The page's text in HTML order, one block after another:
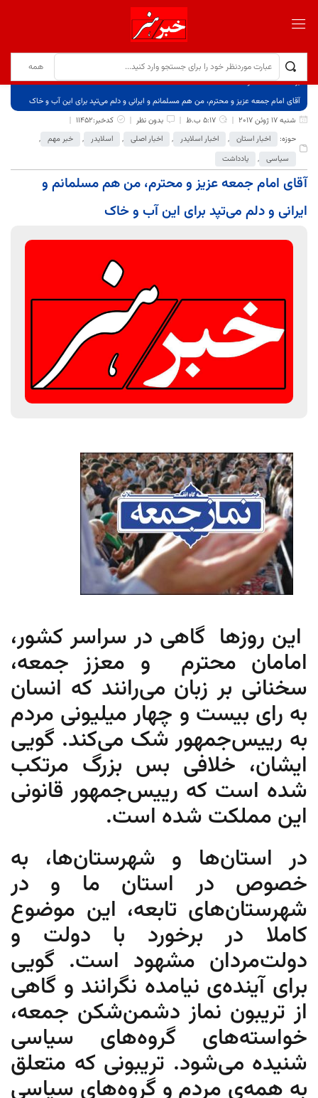
برگ نخست
نوشته‌ها
آقای امام جمعه عزیز و محترم، من هم مسلمانم و ایرانی و دلم می‌تپد برای این آب و خاک
شنبه 17 ژوئن 2017
5:17 ب.ظ بدون نظر
کدخبر:11452
حوزه:
اخبار استان , اخبار اسلایدر , اخبار اصلی , اسلایدر , خبر مهم ,
سیاسی , یادداشت
آقای امام جمعه عزیز و محترم، من هم مسلمانم و
ایرانی و دلم می‌تپد برای این آب و خاک
این روزها گاهی در سراسر کشور،
امامان محترم و معزز جمعه،
سخنانی بر زبان می‌رانند که انسان
به رای بیست و چهار میلیونی مردم
به رییس‌جمهور شک می‌کند. گویی
ایشان، خلافی بس بزرگ مرتکب
شده است که رییس‌جمهور قانونی
این مملکت شده است.
در استان‌ها و شهرستان‌ها، به
خصوص در استان ما و در
شهرستان‌های تابعه، این موضوع
کاملا در برخورد با دولت و
دولت‌مردان مشهود است. گویی
برای آینده‌ی نیامده نگرانند و گاهی
از تریبون نماز دشمن‌شکن جمعه،
خواسته‌های گروه‌های سیاسی
شنیده می‌شود. تریبونی که متعلق
به همه‌ی مردم و گروه‌های سیاسی